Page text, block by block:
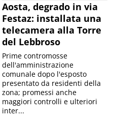
Aosta, degrado in via
Festaz: installata una
telecamera alla Torre
del Lebbroso
Prime contromosse
dell'amministrazione
comunale dopo l'esposto
presentato da residenti della
zona; promessi anche
maggiori controlli e ulteriori
inter...